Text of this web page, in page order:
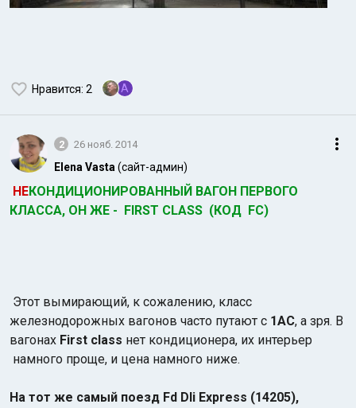
Нравится: 2 A
2 26 нояб. 2014
Elena Vasta (сайт-админ)
НЕКОНДИЦИОНИРОВАННЫЙ ВАГОН ПЕРВОГО
КЛАССА, ОН ЖЕ - FIRST CLASS (КОД FC)
Этот вымирающий, к сожалению, класс
железнодорожных вагонов часто путают с 1АС, а зря. В
вагонах First class нет кондиционера, их интерьер
намного проще, и цена намного ниже.
На тот же самый поезд Fd Dli Express (14205),